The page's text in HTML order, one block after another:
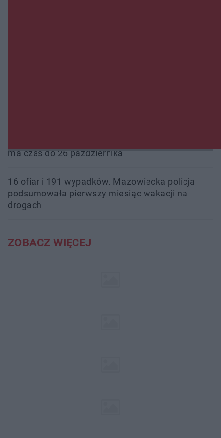
ma czas do 26 października
16 ofiar i 191 wypadków. Mazowiecka policja
podsumowała pierwszy miesiąc wakacji na
drogach
ZOBACZ WIĘCEJ